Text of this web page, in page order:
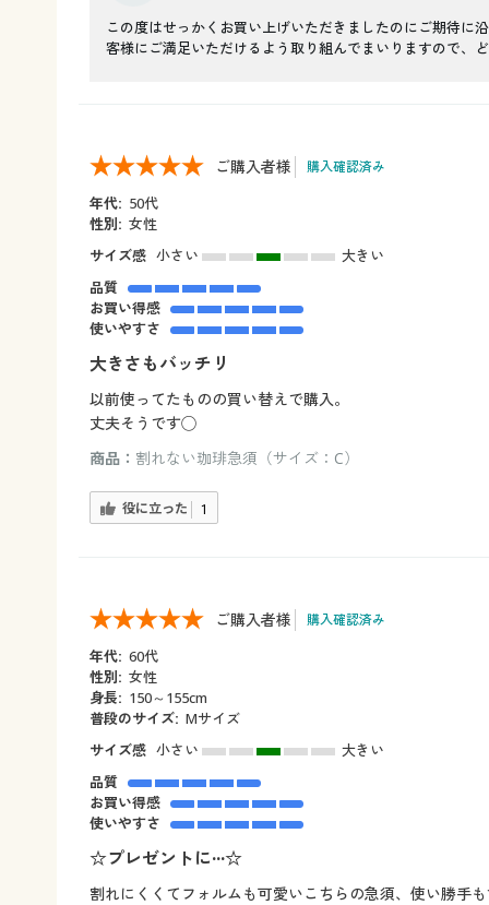
この度はせっかくお買い上げいただきましたのにご期待に
客様にご満足いただけるよう取り組んでまいりますので、
ご購入者様 購入確認済み
年代: 50代
性別: 女性
サイズ感 小さい
大きい
品質
お買い得感
使いやすさ
大きさもバッチリ
以前使ってたものの買い替えで購入。
丈夫そうです◯
商品： 割れない珈琲急須（サイズ：C）
役に立った 1
ご購入者様 購入確認済み
年代: 60代
性別: 女性
身長: 150～155cm
普段のサイズ: Mサイズ
サイズ感 小さい
大きい
品質
お買い得感
使いやすさ
☆プレゼントに···☆
割れにくくてフォルムも可愛いこちらの急須、使い勝手